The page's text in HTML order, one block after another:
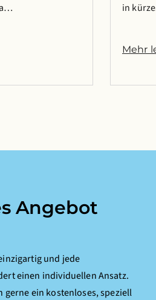
in
Mehr
Angebot
und jede
einen individuellen Ansatz.
gerne ein kostenloses, speziell